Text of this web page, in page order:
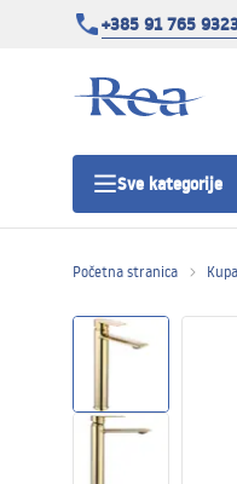
+385 91 765
Sve kategorije
Tuš kade
Početna stranica